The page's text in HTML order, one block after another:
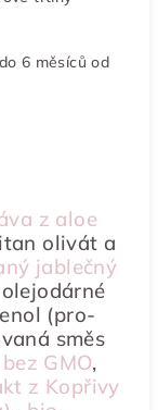
6 měsíců od
z aloe
olivát a
jablečný
(pro-
směs
GMO,
z Kopřivy